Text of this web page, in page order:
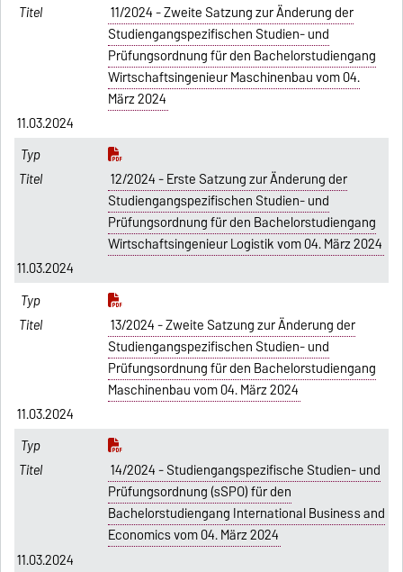
11/2024 - Zweite Satzung zur Änderung der
Studiengangspezifischen Studien- und
Prüfungsordnung für den Bachelorstudiengang
Wirtschaftsingenieur Maschinenbau vom 04.
März 2024
11.03.2024
12/2024 - Erste Satzung zur Änderung der
Studiengangspezifischen Studien- und
Prüfungsordnung für den Bachelorstudiengang
Wirtschaftsingenieur Logistik vom 04. März 2024
11.03.2024
13/2024 - Zweite Satzung zur Änderung der
Studiengangspezifischen Studien- und
Prüfungsordnung für den Bachelorstudiengang
Maschinenbau vom 04. März 2024
11.03.2024
14/2024 - Studiengangspezifische Studien- und
Prüfungsordnung (sSPO) für den
Bachelorstudiengang International Business and
Economics vom 04. März 2024
11.03.2024